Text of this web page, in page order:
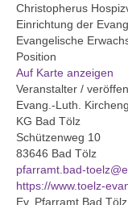
Karte der
Dekanat
Evang.
Evang.-
Christopherus
Einrichtung der
Evangelische
Position
Auf Karte anzeigen
Veranstalter /
Evang.-Luth.
KG Bad Tölz
Schützenweg 10
83646 Bad Tölz
pfarramt.bad-
https://www.toelz-
Ev. Pfarramt Bad Tölz